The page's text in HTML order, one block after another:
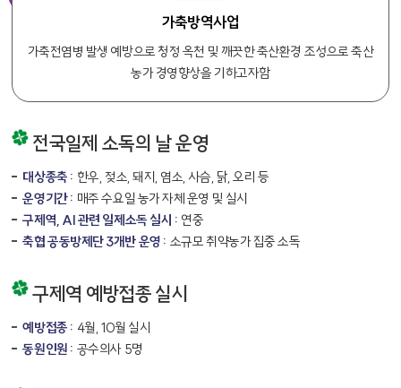
가축방역사업
가축전염병 발생 예방으로 청정 옥천 및 깨끗한 축산환경 조성으로 축산
농가 경영향상을 기하고자함
전국일제 소독의 날 운영
대상종축 : 한우, 젖소, 돼지, 염소, 사슴, 닭, 오리 등
운영기간 : 매주 수요일 농가 자체 운영 및 실시
구제역, AI 관련 일제소독 실시 : 연중
축협 공동방제단 3개반 운영 : 소규모 취약농가 집중 소독
구제역 예방접종 실시
예방접종 : 4월, 10월 실시
동원인원 : 공수의사 5명